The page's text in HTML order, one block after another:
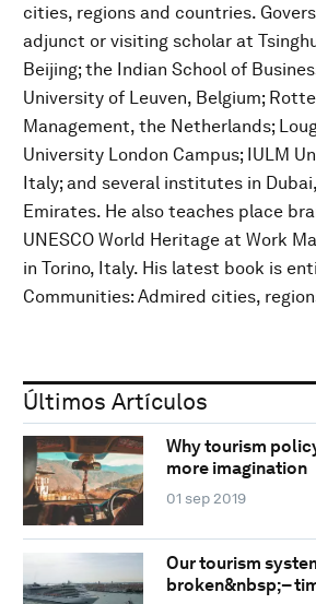
cities, regions and countries.
adjunct or visiting scholar at
Beijing; the Indian School of
University of Leuven, Belgium;
Management, the Netherlands;
University London Campus; IULM
Italy; and several institutes in
Emirates. He also teaches place
UNESCO World Heritage at Work
in Torino, Italy. His latest book is
Communities: Admired cities,
Últimos Artículos
Why tourism
more imagination
01 sep 2019
Our tourism
broken&nbsp;–